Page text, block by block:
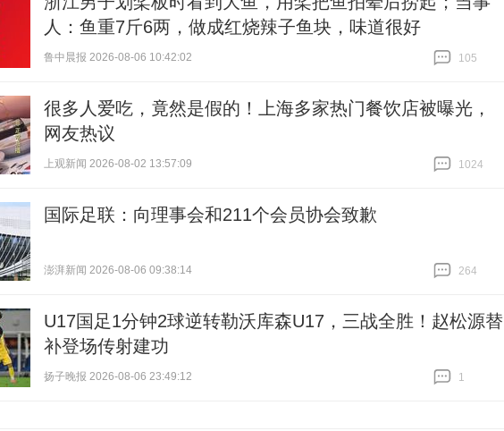
人：鱼重7斤6两，做成红烧辣子鱼块，味道很好
鲁中晨报 2026-08-06 10:42:02
105
很多人爱吃，竟然是假的！上海多家热门餐饮店被曝光，
网友热议
上观新闻 2026-08-02 13:57:09
1024
国际足联：向理事会和211个会员协会致歉
澎湃新闻 2026-08-06 09:38:14
264
U17国足1分钟2球逆转勒沃库森U17，三战全胜！赵松源替
补登场传射建功
扬子晚报 2026-08-06 23:49:12
1